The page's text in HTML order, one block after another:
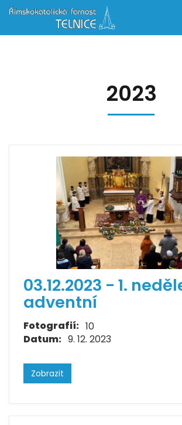
2023
03.12.2023 - 1.
adventní
Fotografií: 10
Datum: 9. 12. 2023
Zobrazit